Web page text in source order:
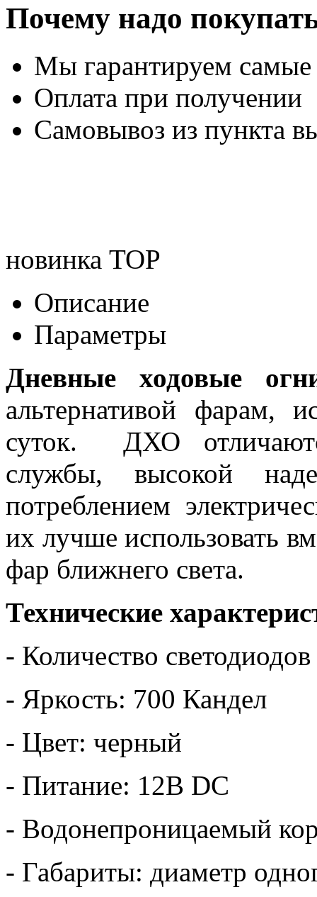
Почему надо
Мы гарантируем
Оплата при получении
Самовывоз из пункта
новинка TOP
Описание
Параметры
Дневные ходовые
альтернативой фарам,
суток. ДХО
службы, высокой
потреблением
их лучше использовать
фар ближнего света.
Технические
- Количество
- Яркость: 700 Кандел
- Цвет: черный
- Питание: 12В DC
- Водонепроницаемый
- Габариты: диаметр